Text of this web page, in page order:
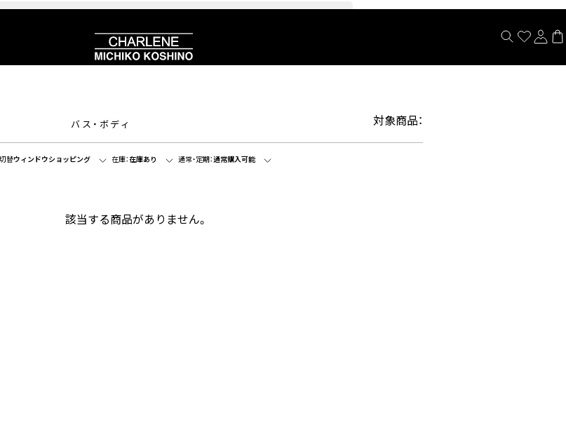
バス・ボディ 対象商品：
替ウィンドウショッピング 在庫：在庫あり 通常・定期：通常購入可能
該当する商品がありません。